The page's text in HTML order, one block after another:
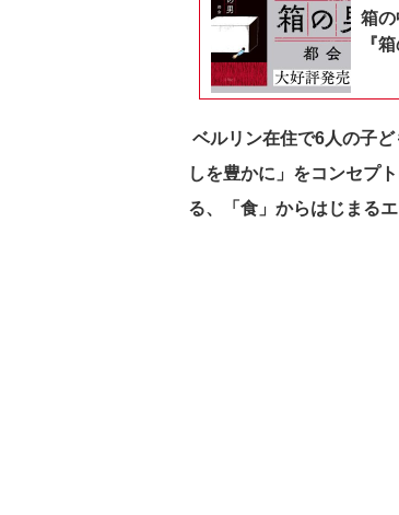
箱の
『
ベルリン在住で6人の子
しを豊かに」をコンセプ
る、「食」からはじまるエ